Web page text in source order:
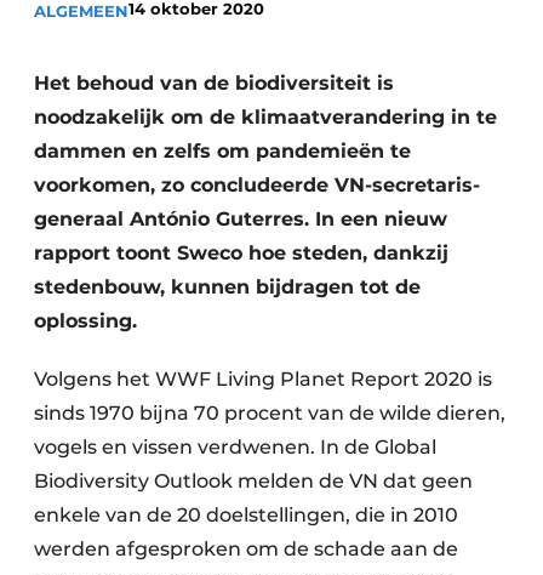
ALGEMEEN14 oktober 2020
Het behoud van de biodiversiteit is
noodzakelijk om de klimaatverandering in te
dammen en zelfs om pandemieën te
voorkomen, zo concludeerde VN-secretaris-
generaal António Guterres. In een nieuw
rapport toont Sweco hoe steden, dankzij
stedenbouw, kunnen bijdragen tot de
oplossing.
Volgens het WWF Living Planet Report 2020 is
sinds 1970 bijna 70 procent van de wilde dieren,
vogels en vissen verdwenen. In de Global
Biodiversity Outlook melden de VN dat geen
enkele van de 20 doelstellingen, die in 2010
werden afgesproken om de schade aan de